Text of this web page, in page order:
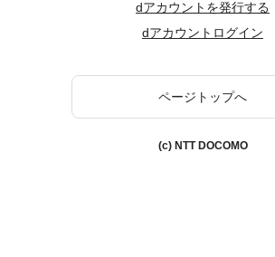
dアカウントを発行する
dアカウントログイン
ページトップへ
(c) NTT DOCOMO